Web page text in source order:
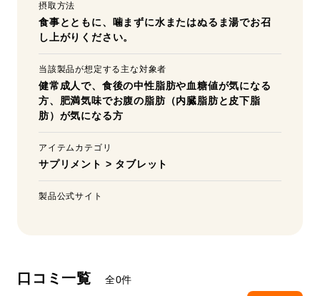
摂取方法
食事とともに、噛まずに水またはぬるま湯でお召
し上がりください。
当該製品が想定する主な対象者
健常成人で、食後の中性脂肪や血糖値が気になる
方、肥満気味でお腹の脂肪（内臓脂肪と皮下脂
肪）が気になる方
アイテムカテゴリ
サプリメント > タブレット
製品公式サイト
口コミ一覧 全0件